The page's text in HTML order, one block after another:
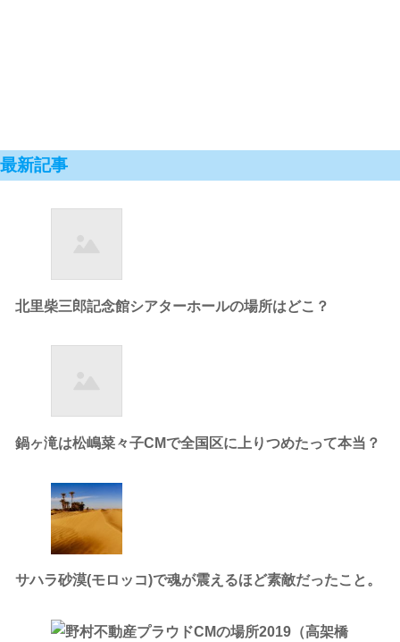
最新記事
北里柴三郎記念館シアターホールの場所はどこ？
鍋ヶ滝は松嶋菜々子CMで全国区に上りつめたって本当？
サハラ砂漠(モロッコ)で魂が震えるほど素敵だったこと。